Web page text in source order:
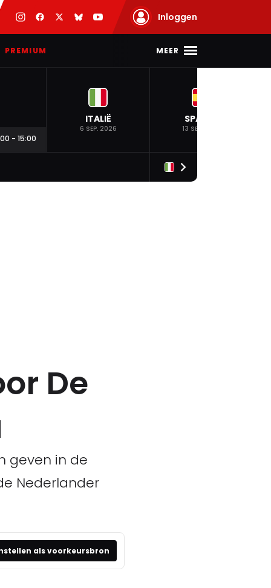
Inloggen
PREMIUM MEER
- 15:00
ITALIË
6 SEP. 2026
SPANJE
13 SEP. 2026
De
geven in de
Nederlander
als voorkeursbron